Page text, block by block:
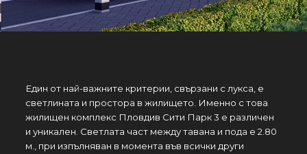
Един от най-важните критерии, свързани с лукса, е
светлината и простора в жилището. Именно с това
жилищен комплекс Пловдив Сити Парк 3 е различен
и уникален. Светлата част между тавана и пода е 2.80
м., при изпълняван в момента във всички други